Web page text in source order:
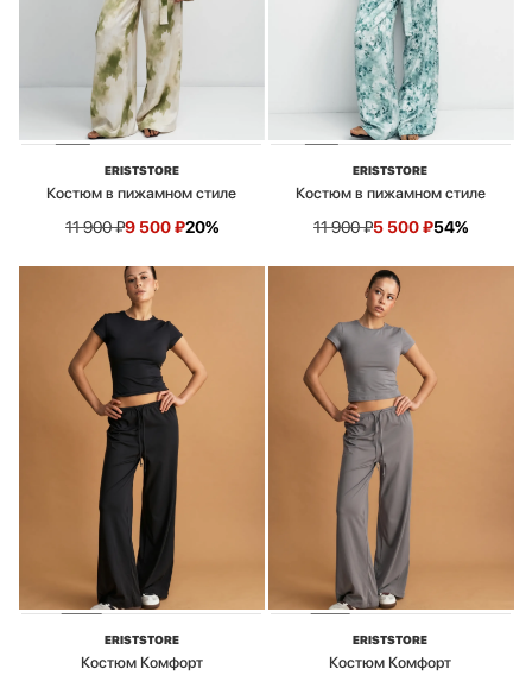
ERISTSTORE
Костюм в пижамном стиле
11 900₽9 500₽20%
ERISTSTORE
Костюм в пижамном стиле
11 900₽5 500₽54%
ERISTSTORE
Костюм Комфорт
ERISTSTORE
Костюм Комфорт